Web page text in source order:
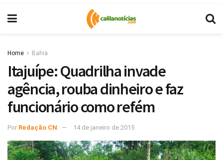
Home Bahia
Itajuípe: Quadrilha invade
agência, rouba dinheiro e faz
funcionário como refém
Por Redação CN 14 de janeiro de 2015